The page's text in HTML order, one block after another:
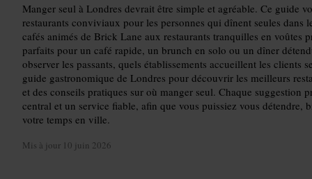
Manger seul à Londres devrait être simple et agréable. Ce guide
restaurants conviviaux pour les personnes qui dînent seules dans
cafés animés de Brick Lane aux restaurants tranquilles en voûtes
parfaits pour un café rapide, un brunch en solo ou un dîner
observer les passants, quels établissements accueillent les clients
guide gastronomique de Londres pour découvrir les meilleurs
et des conseils pratiques sur où manger seul. Chaque suggestion
central et un service fiable, afin que vous puissiez vous détendre,
votre temps en ville.
Mis à jour 10 juin 2026